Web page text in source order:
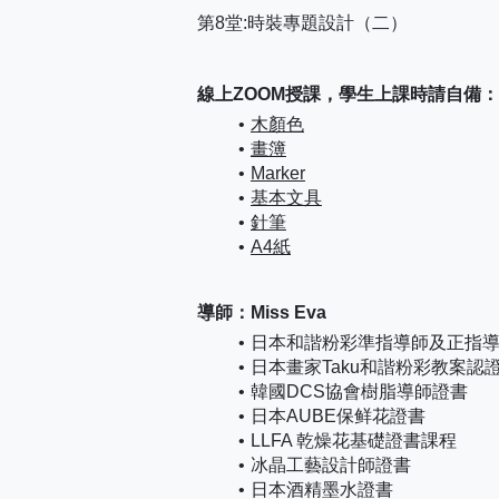
第8堂:時裝專題設計（二）
線上ZOOM授課，學生上課時請自備：
木顏色
畫簿
Marker
基本文具
針筆
A4紙
導師：Miss Eva
日本和諧粉彩準指導師及正指
日本畫家Taku和諧粉彩教案認
韓國DCS協會樹脂導師證書
日本AUBE保鲜花證書
LLFA 乾燥花基礎證書課程
冰晶工藝設計師證書
日本酒精墨水證書